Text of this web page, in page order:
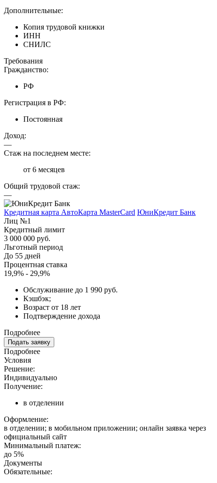
Дополнительные:
Копия трудовой книжки
ИНН
СНИЛС
Требования
Гражданство:
РФ
Регистрация в РФ:
Постоянная
Доход:
—
Стаж на последнем месте:
от 6 месяцев
Общий трудовой стаж:
—
Кредитная карта АвтоКарта MasterCard ЮниКредит Банк
Лиц №1
Кредитный лимит
3 000 000 руб.
Льготный период
До 55 дней
Процентная ставка
19,9% - 29,9%
Обслуживание до 1 990 руб.
Кэшбэк;
Возраст от 18 лет
Подтверждение дохода
Подробнее
Подать заявку
Подробнее
Условия
Решение:
Индивидуально
Получение:
в отделении
Оформление:
в отделении; в мобильном приложении; онлайн заявка через
официальный сайт
Минимальный платеж:
до 5%
Документы
Обязательные: